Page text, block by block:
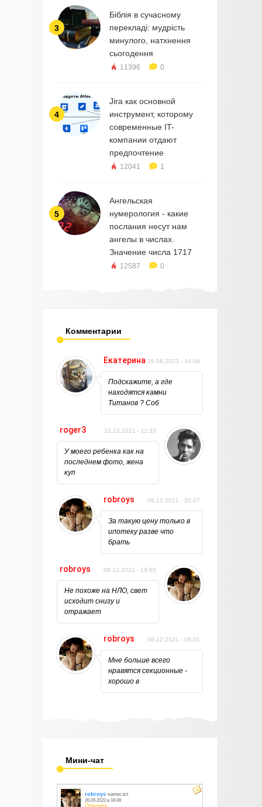
3
Біблія в сучасному
перекладі: мудрість
минулого, натхнення
сьогодення
11396 0
4
Jira как основной
инструмент, которому
современные IT-
компании отдают
предпочтение
12041 1
5
Ангельская
нумерология - какие
послания несут нам
ангелы в числах.
Значение числа 1717
12587 0
Комментарии
Екатерина 29.08.2023 - 14:06
Подскажите, а где
находятся камни
Титанов ? Соб
roger3 22.12.2021 - 11:33
У моего ребенка как на
последнем фото, жена
куп
robroys 08.12.2021 - 20:07
За такую цену только в
ипотеку разве что
брать
robroys 08.12.2021 - 19:55
Не похоже на НЛО, свет
исходит снизу и
отражает
robroys 08.12.2021 - 09:31
Мне больше всего
нравятся секционные -
хорошо в
Мини-чат